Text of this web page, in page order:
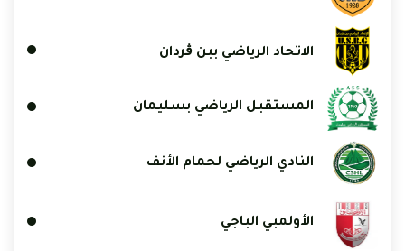
الاتحاد الرياضي ببن ڨردان
المستقبل الرياضي بسليمان
النادي الرياضي لحمام الأنف
الأولمبي الباجي